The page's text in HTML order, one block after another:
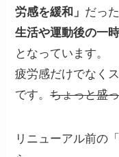
労感を緩和」 だっ
生活や運動後の一
となっています。
疲労感だけでなく
です。ちょっと盛
リニューアル前の